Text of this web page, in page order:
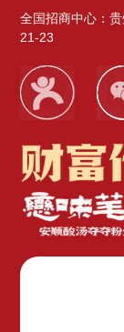
全国招商中心：
21-23